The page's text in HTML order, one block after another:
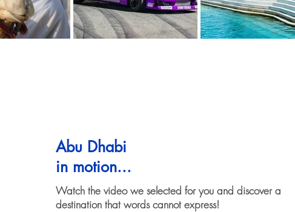
Abu Dhabi
in motion...
Watch the video we selected for you and discover a
destination that words cannot express!